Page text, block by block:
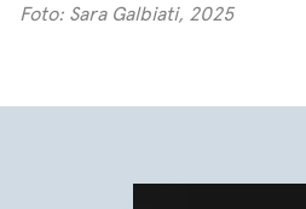
Foto: Sara Galbiati, 2025